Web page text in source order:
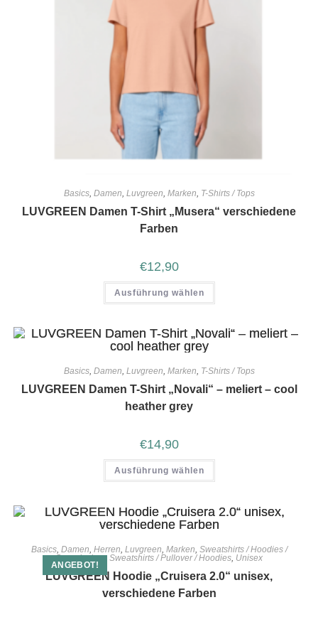
Basics, Damen Luvgreen Marken T-Shirts / Tops
LUVGREEN Damen T-Shirt „Musera“ verschiedene
Farben
€12,90
Ausführung wählen
Basics, Damen, Luvgreen, Marken, T-Shirts / Tops
LUVGREEN Damen T-Shirt „Novali“ – meliert – cool
heather grey
€14,90
Ausführung wählen
ANGEBOT!
Basics, Damen Herren Luvgreen Marken Sweatshirts / Hoodies /
Sweatjacken, Sweatshirts / Pullover / Hoodies Unisex
LUVGREEN Hoodie „Cruisera 2.0“ unisex,
verschiedene Farben